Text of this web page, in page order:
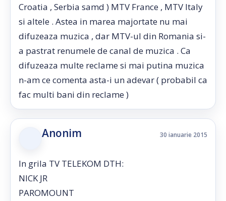
Croatia , Serbia samd ) MTV France , MTV Italy
si altele . Astea in marea majortate nu mai
difuzeaza muzica , dar MTV-ul din Romania si-
a pastrat renumele de canal de muzica . Ca
difuzeaza multe reclame si mai putina muzica
n-am ce comenta asta-i un adevar ( probabil ca
fac multi bani din reclame )
Anonim 30 ianuarie 2015
In grila TV TELEKOM DTH:
NICK JR
PAROMOUNT